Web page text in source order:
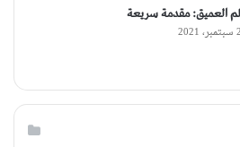
العميق: مقدمة سريعة